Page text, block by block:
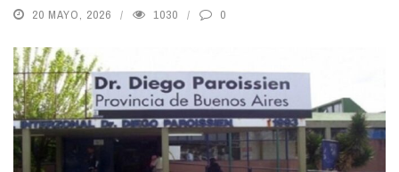
20 MAYO, 2026 1030 0